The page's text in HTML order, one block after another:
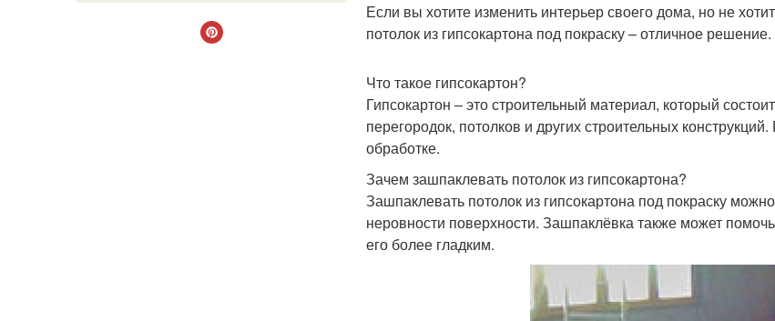
Если вы хотите изменить интерьер своего дома, но не
потолок из гипсокартона под покраску – отличное
Что такое гипсокартон?
Гипсокартон – это строительный материал, который
перегородок, потолков и других строительных
обработке.
Зачем зашпаклевать потолок из гипсокартона?
Зашпаклевать потолок из гипсокартона под покраску
неровности поверхности. Зашпаклёвка также может
его более гладким.